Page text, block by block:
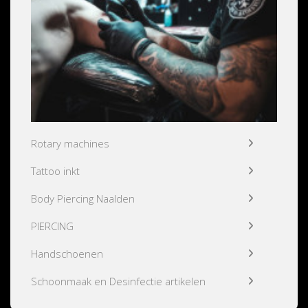
Rotary machines
Tattoo inkt
Body Piercing Naalden
PIERCING
Handschoenen
Schoonmaak en Desinfectie artikelen